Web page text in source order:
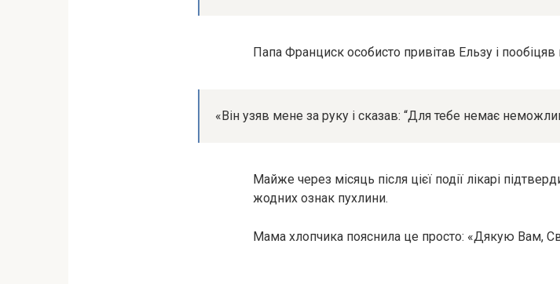
Папа Франциск особисто привітав Ельзу і
«Він узяв мене за руку і сказав: “Для тебе немає
Майже через місяць після цієї події лікарі
жодних ознак пухлини.
Мама хлопчика пояснила це просто: «Дякую Вам,